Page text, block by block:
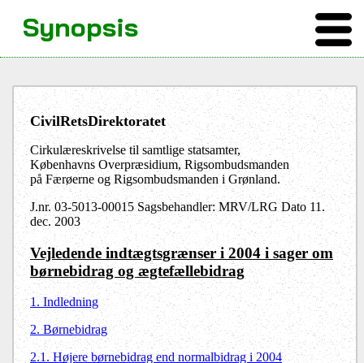
CivilRetsDirektoratet
Cirkulæreskrivelse til samtlige statsamter,
Københavns Overpræsidium, Rigsombudsmanden
på Færøerne og Rigsombudsmanden i Grønland.
J.nr. 03-5013-00015 Sagsbehandler: MRV/LRG Dato 11.
dec. 2003
Vejledende indtægtsgrænser i 2004 i sager om
børnebidrag og ægtefællebidrag
1. Indledning
2. Børnebidrag
2.1. Højere børnebidrag end normalbidrag i 2004
Synopsis